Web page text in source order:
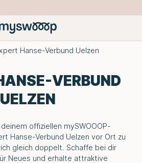
Hanse-Verbund Uelzen
VERBUND
UELZEN
offiziellen mySWOOOP-
Hanse-Verbund Uelzen vor Ort zu
gleich doppelt. Schaffe bei dir
Neues und erhalte attraktive